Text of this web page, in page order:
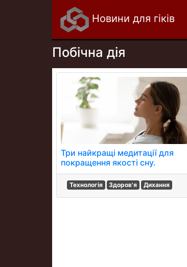
Новини для гіків
Побічна дія
Три найкращі медитації для
покращення якості сну.
Технологія Здоров'я Дихання